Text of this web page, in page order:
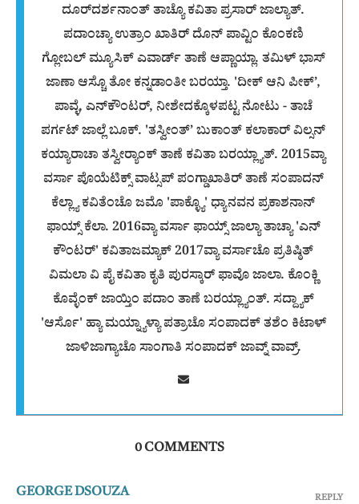
ದೂರ್‌ದರ್ಶನಾಂತ್ ತಾಚ್ಯೊ ಕವಿತಾ ಪ್ರಸಾರ್ ಜಾಲ್ಯಾತ್.
ಪದಾಂಚ್ಯಾ ಉತ್ರಾಂ ಖಾತಿರ್ ದೊನ್ ಪಾವ್ಟಿಂ ಕೊಂಕಣಿ
ಗ್ಲೋಬಲ್ ಮ್ಯೂಸಿಕ್ ಎವಾರ್ಡ್ ತಾಣೆ ಆಪ್ಣಾಯ್ಲಾ. ತಮಿಳ್ ಭಾಸ್
ಜಾಣಾ ಆಸ್ಚೊ ತೋ ಕನ್ನಡಾಂತೀ ಬರಯ್ತಾ. 'ದೀಕ್ ಆನಿ ಪೀಕ್’,
ಪಾವ್ಳೆ, ಎನ್‌ಕೌಂಟರ್, ನೀಶೇದಕ್ಕೊಳಪಟ್ಟ ನೋಟು - ತಾಚೆ
ಪರ್ಗಟ್ ಜಾಲ್ಲೆ ಬೂಕ್. 'ತಸ್ವೀಂತ್’ ಬುಕಾಂತ್ ಕಲಾಕಾರ್ ವಿಲ್ಸನ್
ಕಯ್ಯಾರಾಚಾ ತಸ್ವೀರ‍್ಯಾಂಕ್ ತಾಣೆ ಕವಿತಾ ಬರಯ್ಲ್ಯಾತ್. 2015ವ್ಯಾ
ವರ್ಸಾ ಪೊಯೆಟಿಕ್ಸ್ ವಾಟ್ಸಪ್ ಪಂಗ್ಡಾಖಾತಿರ್ ತಾಣೆ ಸಂಪಾದನ್
ಕೆಲ್ಲ್ಯಾ ಕವಿತೆಂಚೊ ಜಮೊ 'ಪಾಕ್ಳ್ಯೊ' ಧ್ಯಾನವನ ಪ್ರಕಾಶನಾನ್
ಫಾಯ್ಸ್ ಕೆಲಾ. 2016ವ್ಯಾ ವರ್ಸಾ ಫಾಯ್ಸ್ ಜಾಲ್ಯಾ ತಾಚ್ಯಾ 'ಎನ್
ಕೌಂಟರ್' ಕವಿತಾಜಮ್ಯಾಕ್ 2017ವ್ಯಾ ವರ್ಸಾಚೊ ಪ್ರತಿಷ್ಠಿತ್
ವಿಮಲಾ ವಿ ಪೈ ಕವಿತಾ ಕೃತಿ ಪುರಸ್ಕಾರ್ ಫಾವೊ ಜಾಲಾ. ಕೊಂಕ್ಣಿ
ಕೊವ್ಳೆಂಕ್ ಜಾಯ್ತಿಂ ಪದಾಂ ತಾಣೆ ಬರಯ್ಲ್ಯಾಂತ್. ಸದ್ದ್ಯಾಕ್
'ಆರ್ಸೊ' ಹ್ಯಾ ಮಯ್ನ್ಯಾಳ್ಯಾ ಪತ್ರಾಚೊ ಸಂಪಾದಕ್ ತಶೆಂ ಕಿಟಾಳ್
ಜಾಳಿಜಾಗ್ಯಾಚೊ ಸಾಂಗಾತಿ ಸಂಪಾದಕ್ ಜಾವ್ನ್ ವಾವ್ರ್.
0 COMMENTS
GEORGE DSOUZA REPLY